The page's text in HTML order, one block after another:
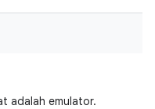
adalah emulator.